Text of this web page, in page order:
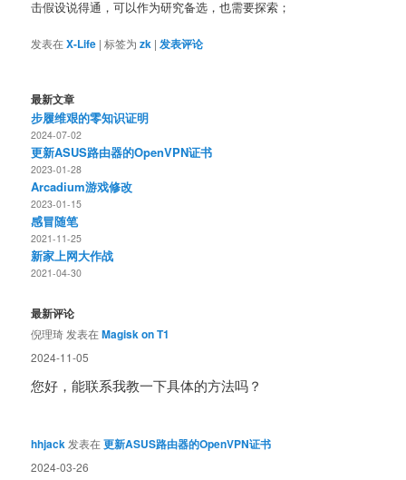
击假设说得通，可以作为研究备选，也需要探索；
发表在X-Life |标签为 zk | 发表评论
最新文章
步履维艰的零知识证明
2024-07-02
更新ASUS路由器的OpenVPN证书
2023-01-28
Arcadium游戏修改
2023-01-15
感冒随笔
2021-11-25
新家上网大作战
2021-04-30
最新评论
倪理琦 发表在Magisk on T1
2024-11-05
您好，能联系我教一下具体的方法吗？
hhjack 发表在更新ASUS路由器的OpenVPN证书
2024-03-26